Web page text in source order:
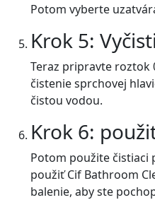
Potom vyberte
Krok 5:
Teraz pripravte roztok
čistenie sprchovej
čistou vodou.
Krok 6:
Potom použite čistiaci
použiť Cif Bathroom
balenie, aby ste